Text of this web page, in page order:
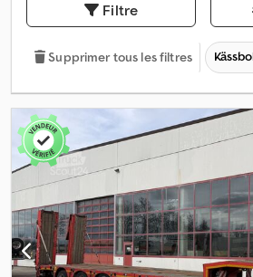
Filtre
Supprimer tous les filtres